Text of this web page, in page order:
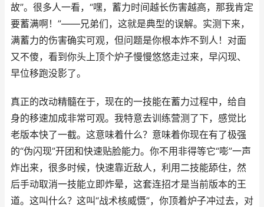
故”。很多人一看，“嘿，蓄力时间越长伤害越高，那我肯定
要蓄满啊！”——兄弟们，这就是典型的误解。实测下来，
满蓄力的伤害确实可观，但问题是你根本炸不到人！对面
又不傻，看到你头上顶个炉子慢慢悠悠走过来，早闪现、
早位移跑没影了。
真正的改动精髓在于，现在的一技能在蓄力过程中，给自
身的移速加成非常可观。我特意去训练营测了下，感觉比
老版本快了一截。这意味着什么？意味着你现在有了极强
的“伪闪现”开团和快速贴脸能力。你不用非得等它“嘭”一声
炸出来，很多时候，快速靠近敌人，利用二技能舔住，然
后手动取消一技能立即炸晕，这套连招才是当前版本的王
道。这叫什么？这叫“战术核威慑”，你顶着炉子冲过去，对